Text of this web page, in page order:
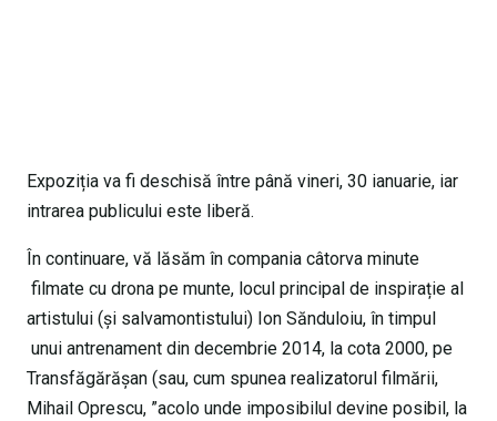
Expoziția va fi deschisă între până vineri, 30 ianuarie, iar
intrarea publicului este liberă.
În continuare, vă lăsăm în compania câtorva minute
filmate cu drona pe munte, locul principal de inspirație al
artistului (și salvamontistului) Ion Sănduloiu, în timpul
unui antrenament din decembrie 2014, la cota 2000, pe
Transfăgărășan (sau, cum spunea realizatorul filmării,
Mihail Oprescu, ”acolo unde imposibilul devine posibil, la